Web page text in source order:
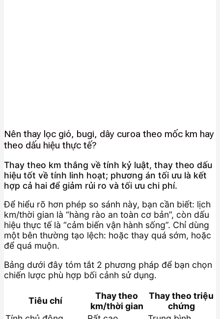
Nên thay lọc gió, bugi, dây curoa theo mốc km hay
theo dấu hiệu thực tế?
Thay theo km thắng về tính kỷ luật, thay theo dấu
hiệu tốt về tính linh hoạt; phương án tối ưu là kết
hợp cả hai để giảm rủi ro và tối ưu chi phí.
Để hiểu rõ hơn phép so sánh này, bạn cần biết: lịch
km/thời gian là “hàng rào an toàn cơ bản”, còn dấu
hiệu thực tế là “cảm biến vận hành sống”. Chỉ dùng
một bên thường tạo lệch: hoặc thay quá sớm, hoặc
để quá muộn.
Bảng dưới đây tóm tắt 2 phương pháp để bạn chọn
chiến lược phù hợp bối cảnh sử dụng.
Tiêu chí
Thay theo
km/thời gian
Thay theo triệu
chứng